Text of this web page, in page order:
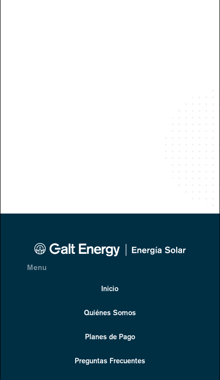
Menu
Inicio
Quiénes Somos
Planes de Pago
Preguntas Frecuentes